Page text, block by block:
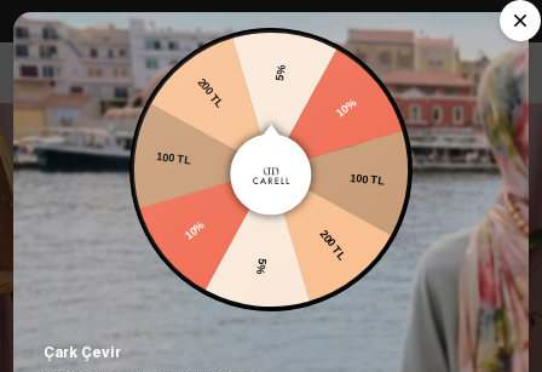
Carell in Roma Koleksiyonu Şimdi Satışta! Hemen keşfet.
5%
10%
100 TL
200 TL
5%
10%
100 TL
200 TL
Çark Çevir